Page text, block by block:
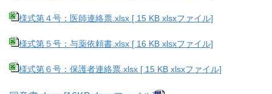
様式第４号：医師連絡票.xlsx [ 15 KB xlsxファイル]
様式第５号：与薬依頼書.xlsx [ 16 KB xlsxファイル]
様式第６号：保護者連絡票.xlsx [ 15 KB xlsxファイル]